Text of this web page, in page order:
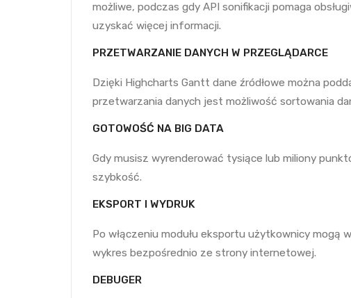
możliwe, podczas gdy API sonifikacji pomaga
uzyskać więcej informacji.
PRZETWARZANIE DANYCH W PRZEGLĄDARCE
Dzięki Highcharts Gantt dane źródłowe można
przetwarzania danych jest możliwość sortowania
GOTOWOŚĆ NA BIG DATA
Gdy musisz wyrenderować tysiące lub miliony
szybkość.
EKSPORT I WYDRUK
Po włączeniu modułu eksportu użytkownicy mogą
wykres bezpośrednio ze strony internetowej.
DEBUGER